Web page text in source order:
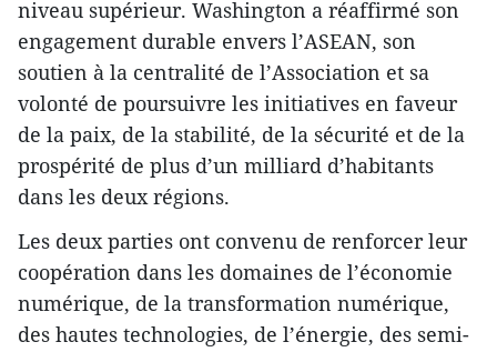
niveau supérieur. Washington a réaffirmé son
engagement durable envers l’ASEAN, son
soutien à la centralité de l’Association et sa
volonté de poursuivre les initiatives en faveur
de la paix, de la stabilité, de la sécurité et de la
prospérité de plus d’un milliard d’habitants
dans les deux régions.
Les deux parties ont convenu de renforcer leur
coopération dans les domaines de l’économie
numérique, de la transformation numérique,
des hautes technologies, de l’énergie, des semi-